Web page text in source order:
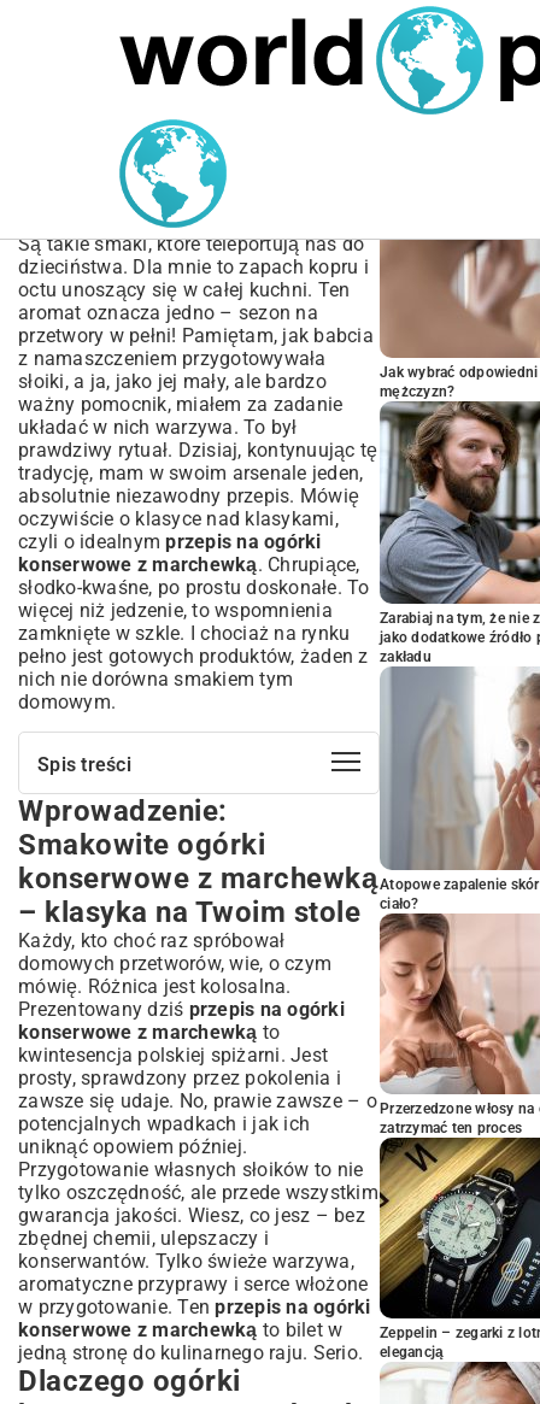
MARIUSZ ŁAMAGA 05.10.2025
Przepis na Ogórki
Konserwowe z Marchewką
– Chrupiący Hit Spiżarni
Są takie smaki, które teleportują nas do
dzieciństwa. Dla mnie to zapach kopru i
octu unoszący się w całej kuchni. Ten
aromat oznacza jedno – sezon na
przetwory w pełni! Pamiętam, jak babcia
z namaszczeniem przygotowywała
słoiki, a ja, jako jej mały, ale bardzo
ważny pomocnik, miałem za zadanie
układać w nich warzywa. To był
prawdziwy rytuał. Dzisiaj, kontynuując tę
tradycję, mam w swoim arsenale jeden,
absolutnie niezawodny przepis. Mówię
oczywiście o klasyce nad klasykami,
czyli o idealnymprzepis na ogórki
konserwowe z marchewką. Chrupiące,
słodko-kwaśne, po prostu doskonałe. To
więcej niż jedzenie, to wspomnienia
zamknięte w szkle. I chociaż na rynku
pełno jest gotowych produktów, żaden z
nich nie dorówna smakiem tym
domowym.
Spis treści
Wprowadzenie: Smakowite ogórki
konserwowe z marchewką – klasyka na
Twoim stole
Dlaczego ogórki konserwowe z
marchewką to hit spiżarni?
Połączenie smaków i tekstur: chrupkość
ogórków i słodycz marchewki
Wartości odżywcze i prozdrowotne
aspekty kiszonek
Niezbędne składniki do idealnych
ogórków konserwowych z marchewką
Wybór najlepszych ogórków i świeżej
marchewki
Sekret udanej zalewy: proporcje i
przyprawy
Krok po kroku: jak przygotować ogórki
konserwowe z marchewką?
Przygotowanie warzyw: mycie, obieranie,
krojenie
Układanie składników w słoikach
Zalewanie i pasteryzacja – klucz do
długowieczności
Częste błędy i porady eksperta dla
perfekcyjnych przetworów
Wprowadzenie:
Smakowite ogórki
konserwowe z marchewką
– klasyka na Twoim stole
Każdy, kto choć raz spróbował
domowych przetworów, wie, o czym
mówię. Różnica jest kolosalna.
Prezentowany dziś przepis na ogórki
konserwowe z marchewką to
kwintesencja polskiej spiżarni. Jest
prosty, sprawdzony przez pokolenia i
zawsze się udaje. No, prawie zawsze – o
potencjalnych wpadkach i jak ich
uniknąć opowiem później.
Przygotowanie własnych słoików to nie
tylko oszczędność, ale przede wszystkim
gwarancja jakości. Wiesz, co jesz – bez
zbędnej chemii, ulepszaczy i
konserwantów. Tylko świeże warzywa,
aromatyczne przyprawy i serce włożone
w przygotowanie. Tenprzepis na ogórki
konserwowe z marchewką to bilet w
jedną stronę do kulinarnego raju. Serio.
Dlaczego ogórki
Jak wybrać
mężczyzn?
Zarabiaj na tym, że nie
jako dodatkowe
zakładu
Atopowe zapalenie
ciało?
Przerzedzone włosy
zatrzymać ten proces
Zeppelin – zegarki z
elegancją